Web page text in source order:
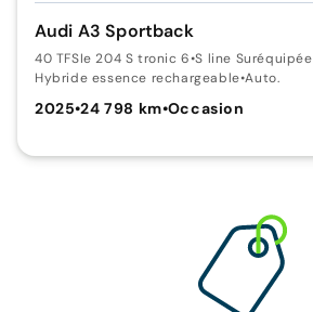
Audi A3 Sportback
40 TFSIe 204 S tronic 6•S line Suréquipée
Hybride essence rechargeable•Auto.
2025•24 798 km•Occasion